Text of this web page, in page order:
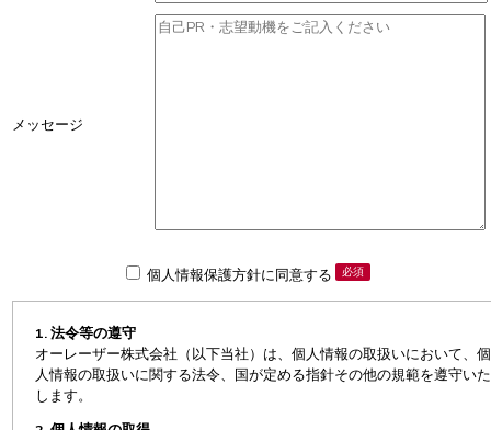
メッセージ
個人情報保護方針に同意する 必須
1. 法令等の遵守
オーレーザー株式会社（以下当社）は、個人情報の取扱いにおいて、個
人情報の取扱いに関する法令、国が定める指針その他の規範を遵守いた
します。